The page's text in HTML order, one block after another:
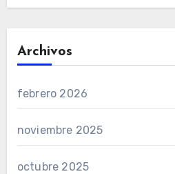
Archivos
febrero 2026
noviembre 2025
octubre 2025